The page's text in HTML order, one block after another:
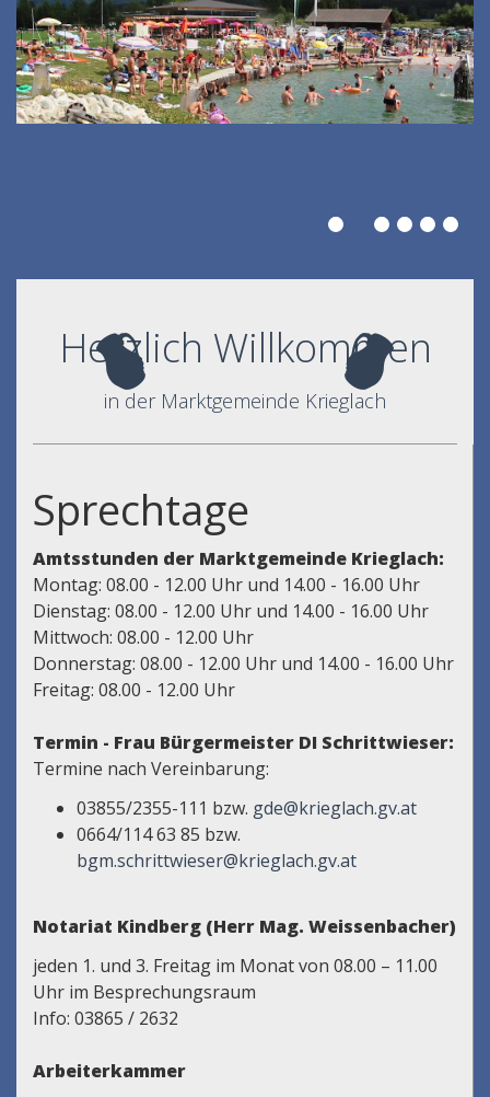
Herzlich Willkommen
in der Marktgemeinde Krieglach
Sprechtage
Amtsstunden der Marktgemeinde Krieglach:
Montag: 08.00 - 12.00 Uhr und 14.00 - 16.00 Uhr
Dienstag: 08.00 - 12.00 Uhr und 14.00 - 16.00 Uhr
Mittwoch: 08.00 - 12.00 Uhr
Donnerstag: 08.00 - 12.00 Uhr und 14.00 - 16.00 Uhr
Freitag: 08.00 - 12.00 Uhr
Termin - Frau Bürgermeister DI Schrittwieser:
Termine nach Vereinbarung:
03855/2355-111 bzw. gde@krieglach.gv.at
0664/114 63 85 bzw.
bgm.schrittwieser@krieglach.gv.at
Notariat Kindberg (Herr Mag. Weissenbacher)
jeden 1. und 3. Freitag im Monat von 08.00 – 11.00
Uhr im Besprechungsraum
Info: 03865 / 2632
Arbeiterkammer